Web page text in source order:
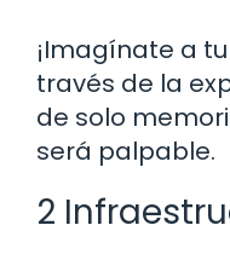
¡Imagínate a
través de la
de solo
será palpable.
2